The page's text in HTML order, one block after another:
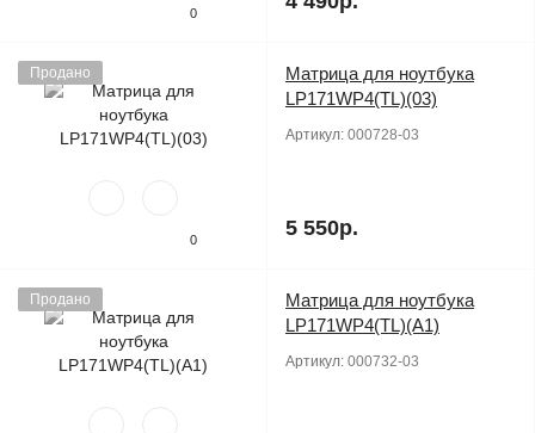
0
Продано
0
Матрица для ноутбука
LP171WP4(TL)(03)
Артикул: 000728-03
5 550р.
Продано
Матрица для ноутбука
LP171WP4(TL)(A1)
Артикул: 000732-03